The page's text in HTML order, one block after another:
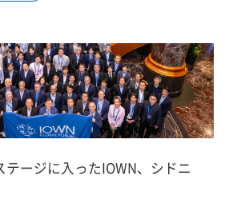
テージに入ったIOWN、シドニ